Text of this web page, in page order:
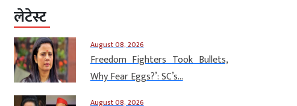
लेटेस्ट
August 08, 2026
Freedom Fighters Took Bullets,
Why Fear Eggs?’: SC’s...
August 08, 2026